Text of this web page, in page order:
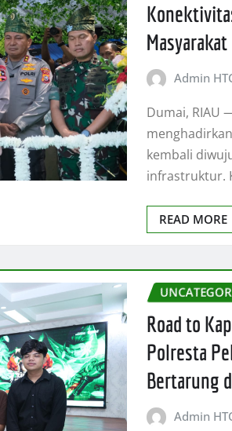
Admin
Dumai, RIAU
kembali
infrastruktur.
READ MORE
Road to
Polresta
Bertarung
Admin